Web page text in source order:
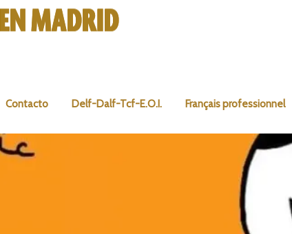
Contacto Delf-Dalf-Tcf-E.O.I. Français professionnel